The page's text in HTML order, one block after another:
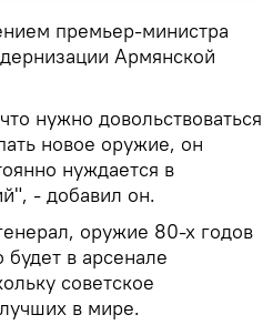
премьер-министра
Армянской
нужно довольствоваться
новое оружие, он
нуждается в
- добавил он.
оружие 80-х годов
в арсенале
советское
в мире.